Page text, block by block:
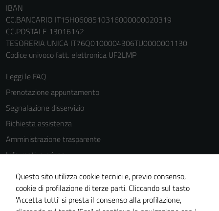
IBAN
CC.BANCARIO IT15H0608510316000000020319
CC.POSTALE 13016142
TESORERIA UNICA IT76Q0100004306TU0000001130
Codice univoco fatt. elettronica UF2LMP
Leggi le FAQ
Prenotazione appuntamento
Segnalazione disservizio
Richiesta assistenza
Amministrazione trasparente
Informativa privacy
Cookie Policy
Note legali
Dichiarazione di accessibilità
Questo sito utilizza cookie tecnici e, previo consenso,
cookie di profilazione di terze parti. Cliccando sul tasto
'Accetta tutti' si presta il consenso alla profilazione,